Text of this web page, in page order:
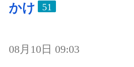
かけ
51
08月10日 09:03